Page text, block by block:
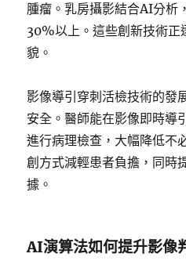
腫瘤。乳房攝影結合AI分析
30%以上。這些創新技術正
貌。
影像導引穿刺活檢技術的發
安全。醫師能在影像即時導
進行病理檢查，大幅降低不
創方式減輕患者負擔，同時
據。
AI演算法如何提升影像